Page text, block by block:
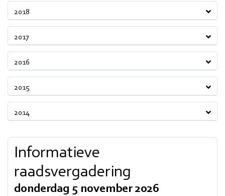
2018
2017
2016
2015
2014
Informatieve
raadsvergadering
donderdag 5 november 2026